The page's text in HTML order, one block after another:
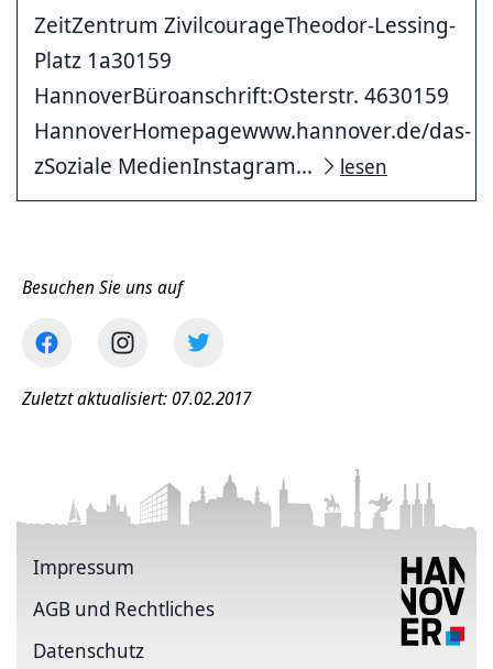
ZeitZentrum ZivilcourageTheodor-Lessing-
Platz 1a30159
HannoverBüroanschrift:Osterstr. 4630159
HannoverHomepagewww.hannover.de/das-
zSoziale MedienInstagram...
lesen
Besuchen Sie uns auf
Zuletzt aktualisiert: 07.02.2017
Impressum
AGB und Rechtliches
Datenschutz